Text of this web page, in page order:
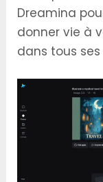
Dreamina
donner vie à
dans tous